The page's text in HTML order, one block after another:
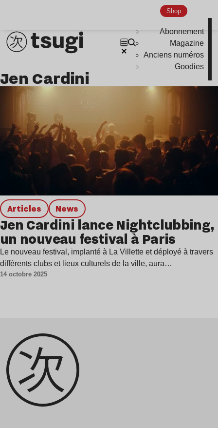
Shop
Abonnement
Magazine
Anciens numéros
Goodies
Nu Jazz
Jen Cardini
Articles news
Jen Cardini lance Nightclubbing,
un nouveau festival à Paris
Le nouveau festival, implanté à La Villette et déployé à travers
différents clubs et lieux culturels de la ville, aura…
14 octobre 2025